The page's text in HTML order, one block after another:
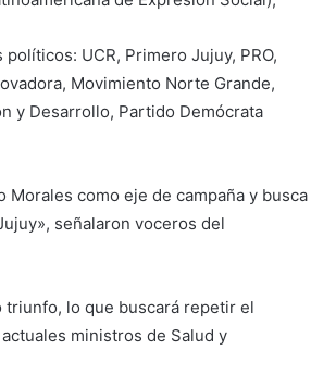
UCR, Primero Jujuy, PRO,
Movimiento Norte Grande,
y Desarrollo, Partido Demócrata
como eje de campaña y busca
señalaron voceros del
triunfo, lo que buscará repetir el
ministros de Salud y